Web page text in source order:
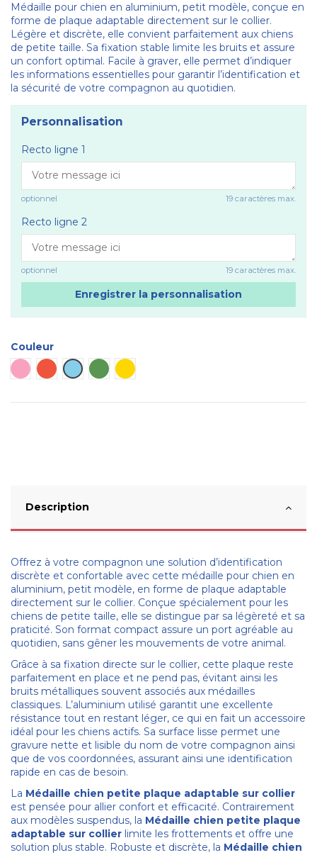
Médaille pour chien en aluminium, petit modèle, conçue en
forme de plaque adaptable directement sur le collier.
Légère et discrète, elle convient parfaitement aux chiens
de petite taille. Sa fixation stable limite les bruits et assure
un confort optimal. Facile à graver, elle permet d’indiquer
les informations essentielles pour garantir l’identification et
la sécurité de votre compagnon au quotidien.
Personnalisation
Recto ligne 1
optionnel 19 caractères max.
Recto ligne 2
optionnel 19 caractères max.
Enregistrer la personnalisation
Couleur
Plaque rosePlaque rouge
Plaque bleu ciel
Plaque vertePlaque dorée
Description
Offrez à votre compagnon une solution d’identification
discrète et confortable avec cette médaille pour chien en
aluminium, petit modèle, en forme de plaque adaptable
directement sur le collier. Conçue spécialement pour les
chiens de petite taille, elle se distingue par sa légèreté et sa
praticité. Son format compact assure un port agréable au
quotidien, sans gêner les mouvements de votre animal.
Grâce à sa fixation directe sur le collier, cette plaque reste
parfaitement en place et ne pend pas, évitant ainsi les
bruits métalliques souvent associés aux médailles
classiques. L’aluminium utilisé garantit une excellente
résistance tout en restant léger, ce qui en fait un accessoire
idéal pour les chiens actifs. Sa surface lisse permet une
gravure nette et lisible du nom de votre compagnon ainsi
que de vos coordonnées, assurant ainsi une identification
rapide en cas de besoin.
La Médaille chien petite plaque adaptable sur collier
est pensée pour allier confort et efficacité. Contrairement
aux modèles suspendus, la Médaille chien petite plaque
adaptable sur collier limite les frottements et offre une
solution plus stable. Robuste et discrète, la Médaille chien